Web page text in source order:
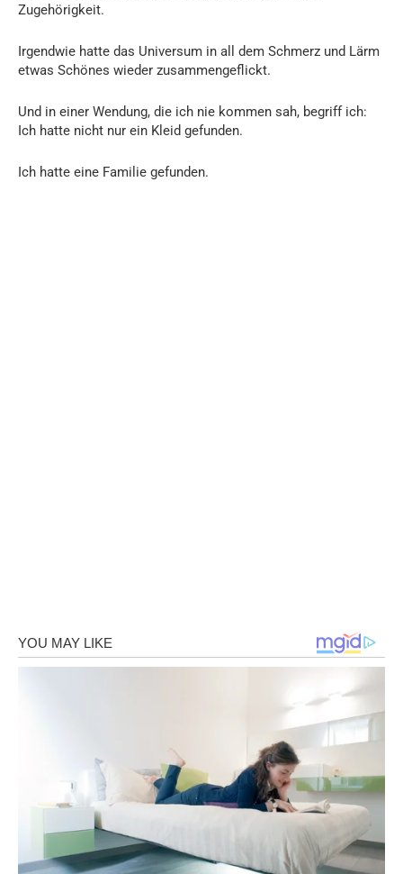
Zugehörigkeit.
Irgendwie hatte das Universum in all dem Schmerz und Lärm
etwas Schönes wieder zusammengeflickt.
Und in einer Wendung, die ich nie kommen sah, begriff ich:
Ich hatte nicht nur ein Kleid gefunden.
Ich hatte eine Familie gefunden.